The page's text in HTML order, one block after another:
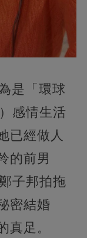
是「環球
感情生活
已經做人
的前男
子邦拍拖
密結婚
真足。